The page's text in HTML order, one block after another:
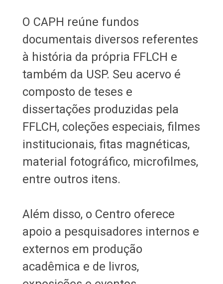
O CAPH reúne fundos
documentais diversos referentes
à história da própria FFLCH e
também da USP. Seu acervo é
composto de teses e
dissertações produzidas pela
FFLCH, coleções especiais, filmes
institucionais, fitas magnéticas,
material fotográfico, microfilmes,
entre outros itens.
Além disso, o Centro oferece
apoio a pesquisadores internos e
externos em produção
acadêmica e de livros,